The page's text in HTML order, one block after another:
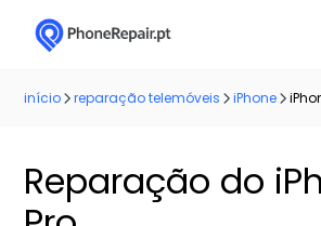
início reparação telemóveis iPhone
Reparação do